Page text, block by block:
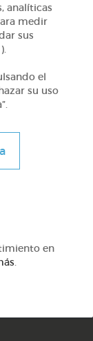
DOCS (2)
analíticas
medir
sus
el
su uso
en
.